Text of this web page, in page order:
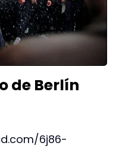
de Berlín
6j86-